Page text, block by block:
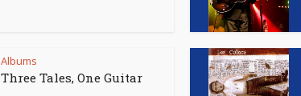
Albums
Three Tales, One Guitar